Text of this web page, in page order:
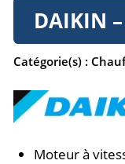
DAIKIN
Catégorie(s) :
Moteur à